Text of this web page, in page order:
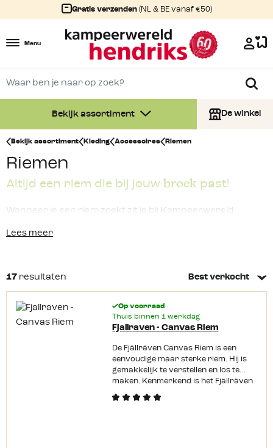
Gratis verzenden (NL & BE vanaf €50)
Menu
Bekijk assortiment De winkel
Bekijk assortiment Kleding Accessoires Riemen
Riemen
Altijd een riem die bij jouw broek past!
Wanneer je een riem zoekt zit je bij Kampeerwereld
outdoor broek kan dragen maar ook zeker niet misstaan
bij je casual spijkerbroek. Zo hebben wij altijd een riem die
Lees meer
Lees meer
17 resultaten
Op voorraad
Thuis binnen 1 werkdag
Fjallraven - Canvas Riem
De Fjällräven Canvas Riem is een
eenvoudige maar sterke riem. Hij is
gemakkelijk te verstellen en los te
maken. Kenmerkend is het Fjällräven
logo op de gesp. Productkenmerken:
Gemaakt van Canvas Makkelijk in te